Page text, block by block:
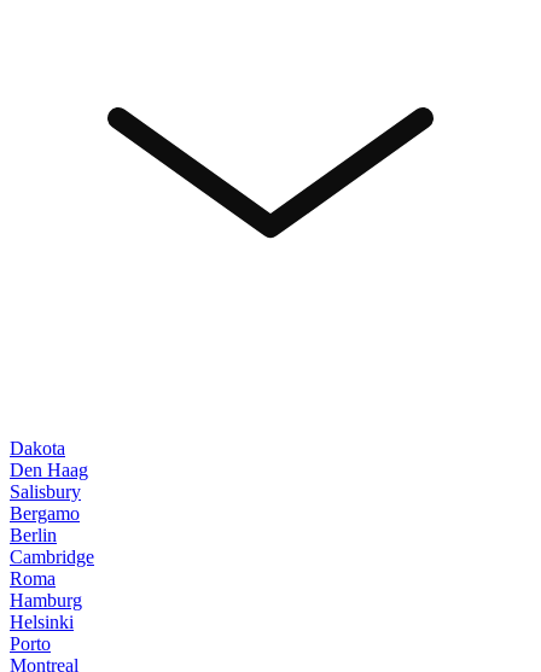
Dakota
Den Haag
Salisbury
Bergamo
Berlin
Cambridge
Roma
Hamburg
Helsinki
Porto
Montreal